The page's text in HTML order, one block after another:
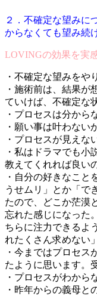
２．不確定な望みに
からなくても望み続
LOVINGの効果を実
・不確定な望みをや
・施術前は、結果
ていけば、不確定な
・プロセスは分から
・願い事は叶わない
・プロセスが見えな
・私はドラマでも
教えてくれれば良い
・自分の好きなこ
うせムリ」とか「で
たので、どこか茫漠
忘れた感じになった
ちらに注力できるよ
れたくさん求めない
・今まではプロセ
たように思います。
・プロセスがわか
・昨年からの義母